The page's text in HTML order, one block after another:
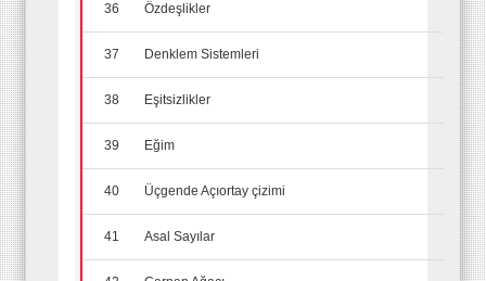
36 Özdeşlikler
37 Denklem Sistemleri
38 Eşitsizlikler
39 Eğim
40 Üçgende Açıortay çizimi
41 Asal Sayılar